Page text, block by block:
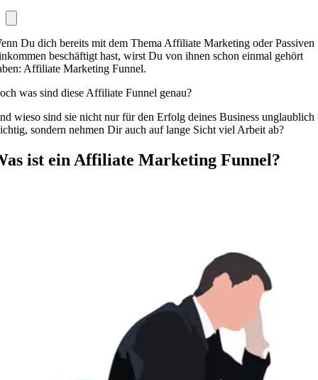
Du dich bereits mit dem Thema Affiliate Marketing oder Passiven
beschäftigt hast, wirst Du von ihnen schon einmal gehört
Affiliate Marketing Funnel.
was sind diese Affiliate Funnel genau?
wieso sind sie nicht nur für den Erfolg deines Business unglaublich
sondern nehmen Dir auch auf lange Sicht viel Arbeit ab?
ist ein Affiliate Marketing Funnel?